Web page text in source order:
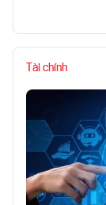
Tài chính